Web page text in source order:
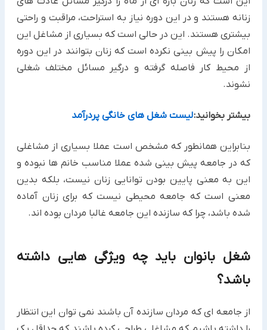
زنانه هستند و در این دوره نیاز به استراحت، مراقبت و راحتی
بیشتری هستند. این در حالی است که بسیاری از مشاغل این
امکان را پیش بینی نکرده است که زنان بتوانند در این دوره
از محیط کار فاصله گرفته و درگیر مسائل مختلف شغلی
نشوند.
بیشتر بخوانید:لیست شغل های خانگی پردرآمد
بنابراین همانطور که مشخص است عملا بسیاری از مشاغلی
که در جامعه پیش بینی شده عملا مناسب خانم ها نبوده و
این به معنی پایین بودن توانایی زنان نیست، بلکه بدین
معنی است که جامعه محیطی نیست که برای زنان آماده
شده باشد، چرا که سازنده این جامعه غالبا مردان بوده اند.
شغل بانوان باید چه ویژگی هایی داشته
باشد؟
از جامعه ای که مردان سازنده آن باشند نمی توان این انتظار